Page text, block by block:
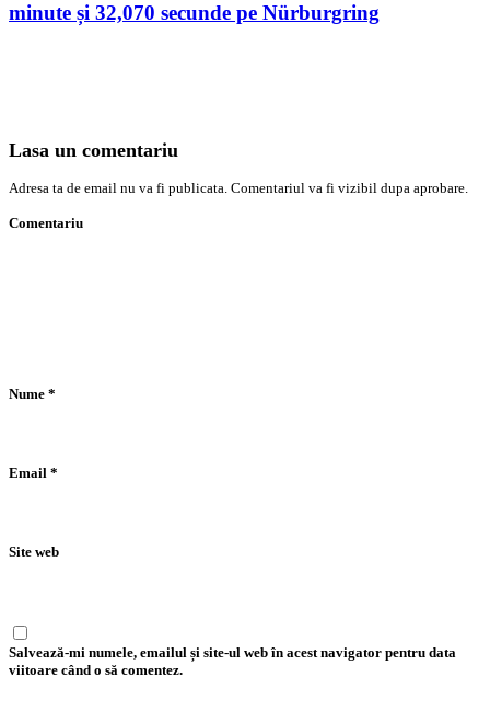
minute și 32,070 secunde pe Nürburgring
Lasa un comentariu
Adresa ta de email nu va fi publicata. Comentariul va fi vizibil dupa aprobare.
Comentariu
Nume *
Email *
Site web
Salvează-mi numele, emailul și site-ul web în acest navigator pentru data
viitoare când o să comentez.